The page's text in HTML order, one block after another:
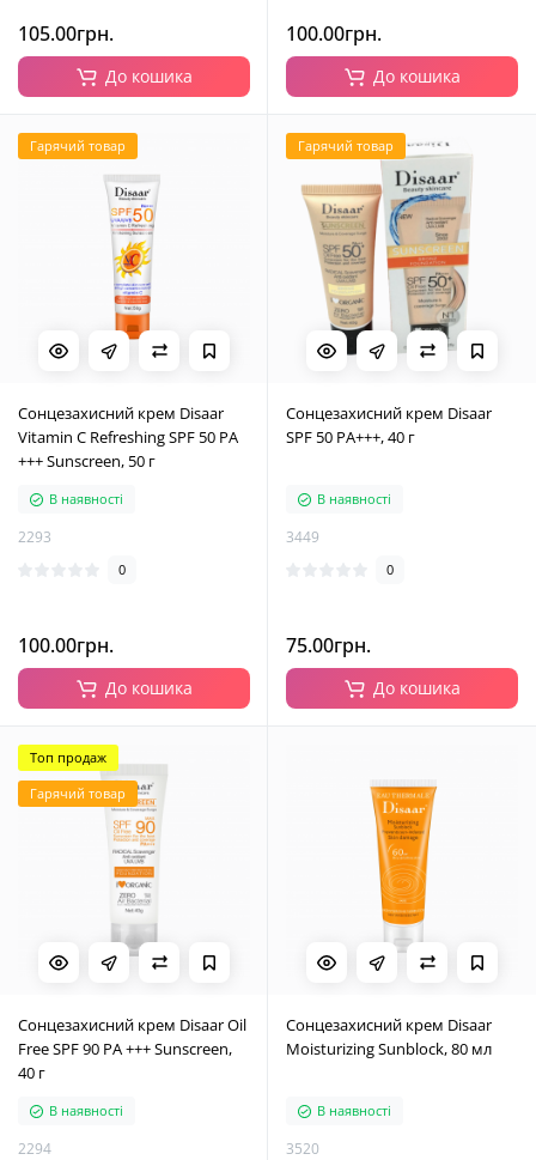
105.00грн.
До кошика
100.00грн.
До кошика
Гарячий товар
Сонцезахисний крем Disaar
Vitamin C Refreshing SPF 50 PA
+++ Sunscreen, 50 г
В наявності
2293
0
100.00грн.
До кошика
Гарячий товар
Сонцезахисний крем Disaar
SPF 50 PA+++, 40 г
В наявності
3449
0
75.00грн.
До кошика
Топ продаж
Гарячий товар
Сонцезахисний крем Disaar Oil
Free SPF 90 PA +++ Sunscreen,
40 г
В наявності
2294
Сонцезахисний крем Disaar
Moisturizing Sunblock, 80 мл
В наявності
3520